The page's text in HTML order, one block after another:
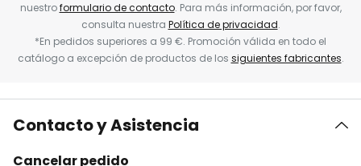
nuestroformulario de contacto. Para más información, por favor,
consulta nuestra Política de privacidad.
*En pedidos superiores a 99 €. Promoción válida en todo el
catálogo a excepción de productos de los siguientes fabricantes.
Contacto y Asistencia
Cancelar pedido